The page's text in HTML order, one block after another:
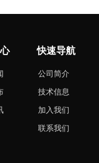
快速导航
公司简介
技术信息
加入我们
联系我们